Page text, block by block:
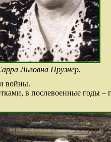
Львовна Прузнер.
войны.
в послевоенные годы –